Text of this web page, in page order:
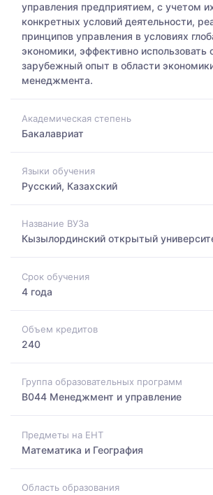
управления предприятием, с учетом
конкретных условий деятельности,
принципов управления в условиях
экономики, эффективно использовать
зарубежный опыт в области
менеджмента.
Академическая степень
Бакалавриат
Языки обучения
Русский, Казахский
Название ВУЗа
Кызылординский открытый
Срок обучения
4 года
Объем кредитов
240
Группа образовательных программ
B044 Менеджмент и управление
Предметы на ЕНТ
Математика и География
Область образования